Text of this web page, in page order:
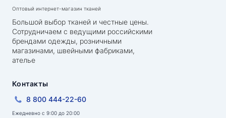
Оптовый интернет-магазин тканей
Большой выбор тканей и честные цены.
Сотрудничаем с ведущими российскими
брендами одежды, розничными
магазинами, швейными фабриками,
ателье
Контакты
8 800 444-22-60
Ежедневно с 9:00 до 20:00